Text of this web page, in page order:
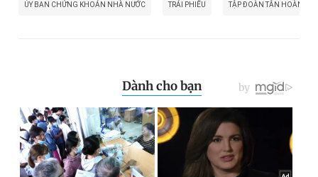
ỦY BAN CHỨNG KHOÁN NHÀ NƯỚC TRÁI PHIẾU TẬP ĐOÀN TÂN HOÀNG